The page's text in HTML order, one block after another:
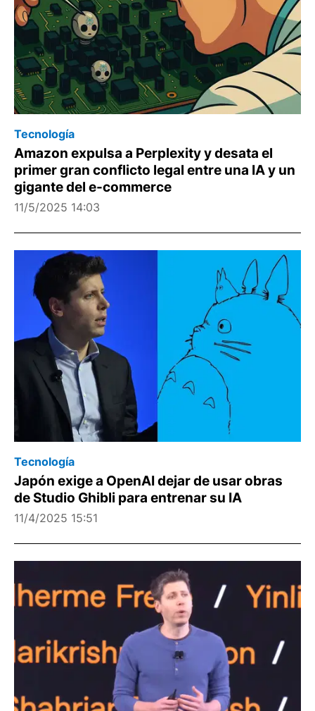
Tecnología
Amazon expulsa a Perplexity y desata el
primer gran conflicto legal entre una IA y un
gigante del e-commerce
11/5/2025 14:03
Tecnología
Japón exige a OpenAI dejar de usar obras
de Studio Ghibli para entrenar su IA
11/4/2025 15:51